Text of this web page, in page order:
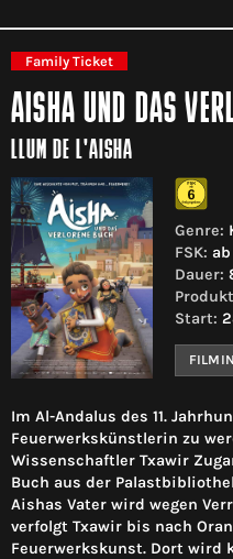
Family Ticket
AISHA UND DAS
LLUM DE L'AISHA
Genre:
FSK:
Dauer:
Start:
Im Al-Andalus des 11.
Feuerwerkskünstlerin zu
Wissenschaftler Txawir
Buch aus der
Aishas Vater wird wegen
verfolgt Txawir bis nach
Feuerwerkskunst. Dort wird